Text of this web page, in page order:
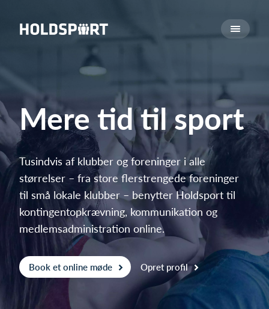
Om Holdsport
Mød os
Presseomtale
Funktioner
Kalender
Kontingentopkrævning
Hjemmeside
Webshop
Billetsystem
Hvad koster det?
Mere tid til sport
Tusindvis af klubber og foreninger i alle
størrelser – fra store flerstrengede foreninger
til små lokale klubber – benytter Holdsport til
kontingentopkrævning, kommunikation og
medlemsadministration online.
Book et online møde Opret profil